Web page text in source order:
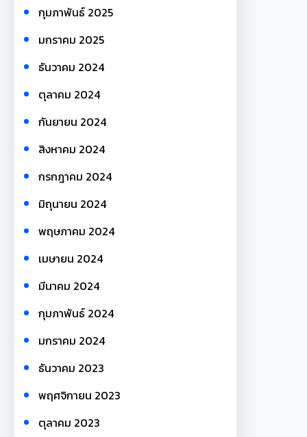
กุมภาพันธ์ 2025
มกราคม 2025
ธันวาคม 2024
ตุลาคม 2024
กันยายน 2024
สิงหาคม 2024
กรกฎาคม 2024
มิถุนายน 2024
พฤษภาคม 2024
เมษายน 2024
มีนาคม 2024
กุมภาพันธ์ 2024
มกราคม 2024
ธันวาคม 2023
พฤศจิกายน 2023
ตุลาคม 2023